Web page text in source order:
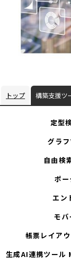
トップ 構築支援ツ
定型
グラ
自由検
ポ
エン
モ
帳票レイア
生成AI連携ツー